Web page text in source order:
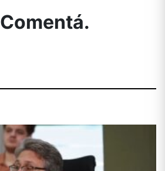
Comentá.